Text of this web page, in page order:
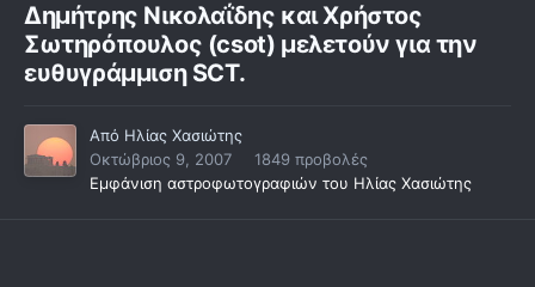
Δημήτρης Νικολαΐδης και Χρήστος
Σωτηρόπουλος (csot) μελετούν για την
ευθυγράμμιση SCT.
Από Ηλίας Χασιώτης
Οκτώβριος 9, 2007
1849 προβολές
Εμφάνιση αστροφωτογραφιών του Ηλίας Χασιώτης